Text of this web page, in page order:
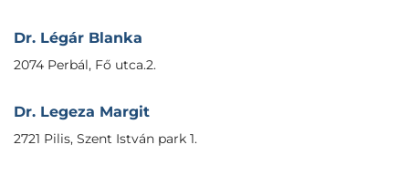
Dr. Légár Blanka
2074 Perbál, Fő utca.2.
Dr. Legeza Margit
2721 Pilis, Szent István park 1.